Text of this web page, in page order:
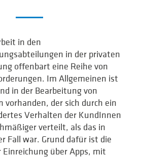
in den
in der privaten
offenbart eine Reihe von
Im Allgemeinen ist
in der Bearbeitung von
vorhanden, der sich durch ein
Verhalten der KundInnen
verteilt, als das in
Fall war. Grund dafür ist die
über Apps, mit